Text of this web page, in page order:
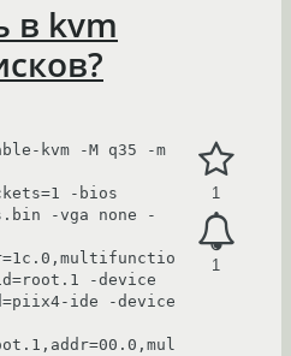
в kvm
1
1
kvm -M q35 -m
-bios
-vga none -
-device
ide -device